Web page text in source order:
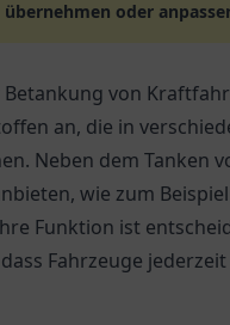
oder
von
an, die in
Neben dem Tanken
wie zum
Funktion ist
Fahrzeuge